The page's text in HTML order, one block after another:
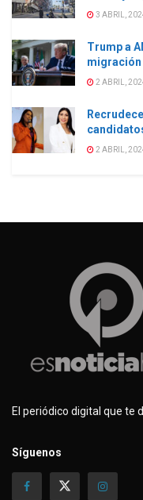
3 ABRIL,
Trump a
migración
2 ABRIL,
2 ABRIL,
El periódico digital que te
Síguenos